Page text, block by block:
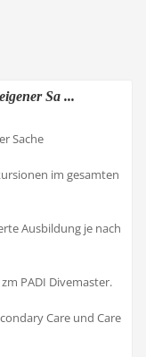
Sa ...
Sache
im gesamten
Ausbildung je nach
PADI Divemaster.
Care und Care